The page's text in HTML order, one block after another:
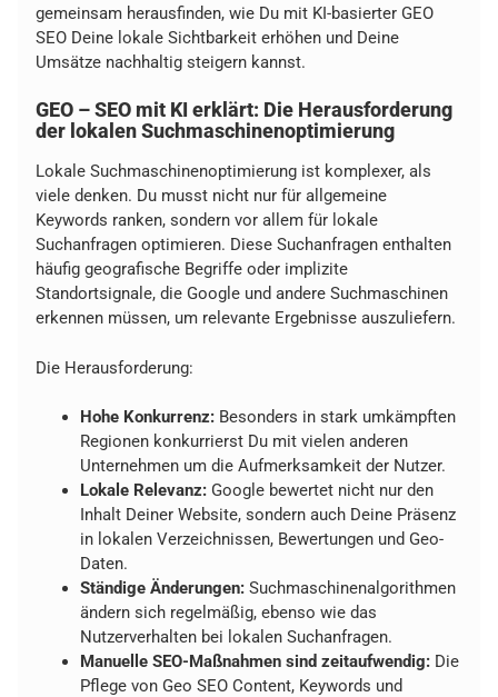
gemeinsam herausfinden, wie Du mit KI-basierter GEO
SEO Deine lokale Sichtbarkeit erhöhen und Deine
Umsätze nachhaltig steigern kannst.
GEO – SEO mit KI erklärt: Die Herausforderung
der lokalen Suchmaschinenoptimierung
Lokale Suchmaschinenoptimierung ist komplexer, als
viele denken. Du musst nicht nur für allgemeine
Keywords ranken, sondern vor allem für lokale
Suchanfragen optimieren. Diese Suchanfragen enthalten
häufig geografische Begriffe oder implizite
Standortsignale, die Google und andere Suchmaschinen
erkennen müssen, um relevante Ergebnisse auszuliefern.
Die Herausforderung:
Hohe Konkurrenz: Besonders in stark umkämpften
Regionen konkurrierst Du mit vielen anderen
Unternehmen um die Aufmerksamkeit der Nutzer.
Lokale Relevanz: Google bewertet nicht nur den
Inhalt Deiner Website, sondern auch Deine Präsenz
in lokalen Verzeichnissen, Bewertungen und Geo-
Daten.
Ständige Änderungen: Suchmaschinenalgorithmen
ändern sich regelmäßig, ebenso wie das
Nutzerverhalten bei lokalen Suchanfragen.
Manuelle SEO-Maßnahmen sind zeitaufwendig: Die
Pflege von Geo SEO Content, Keywords und